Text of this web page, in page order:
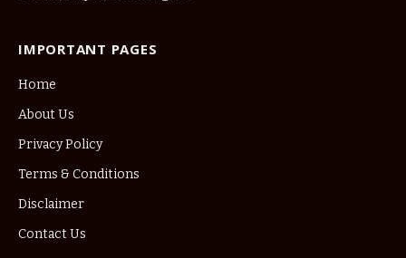
IMPORTANT PAGES
Home
About Us
Privacy Policy
Terms & Conditions
Disclaimer
Contact Us